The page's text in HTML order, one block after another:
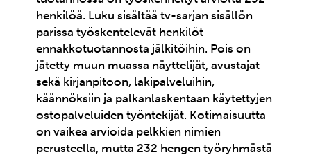
henkilöä. Luku sisältää tv-sarjan sisällön
parissa työskentelevät henkilöt
ennakkotuotannosta jälkitöihin. Pois on
jätetty muun muassa näyttelijät, avustajat
sekä kirjanpitoon, lakipalveluihin,
käännöksiin ja palkanlaskentaan käytettyjen
ostopalveluiden työntekijät. Kotimaisuutta
on vaikea arvioida pelkkien nimien
perusteella, mutta 232 hengen työryhmästä